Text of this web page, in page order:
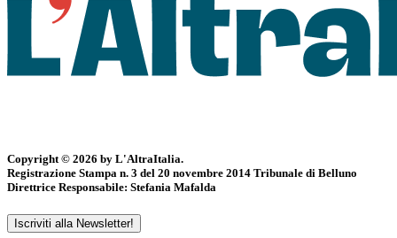
Copyright © 2026 by L'AltraItalia.
Registrazione Stampa n. 3 del 20 novembre 2014 Tribunale di Belluno
Direttrice Responsabile: Stefania Mafalda
Iscriviti alla Newsletter!